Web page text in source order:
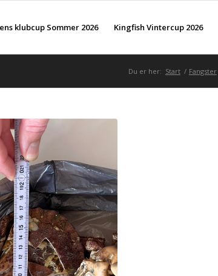
klubcup Sommer 2026 Kingfish Vintercup 2026
Du er her: Start / Fangster